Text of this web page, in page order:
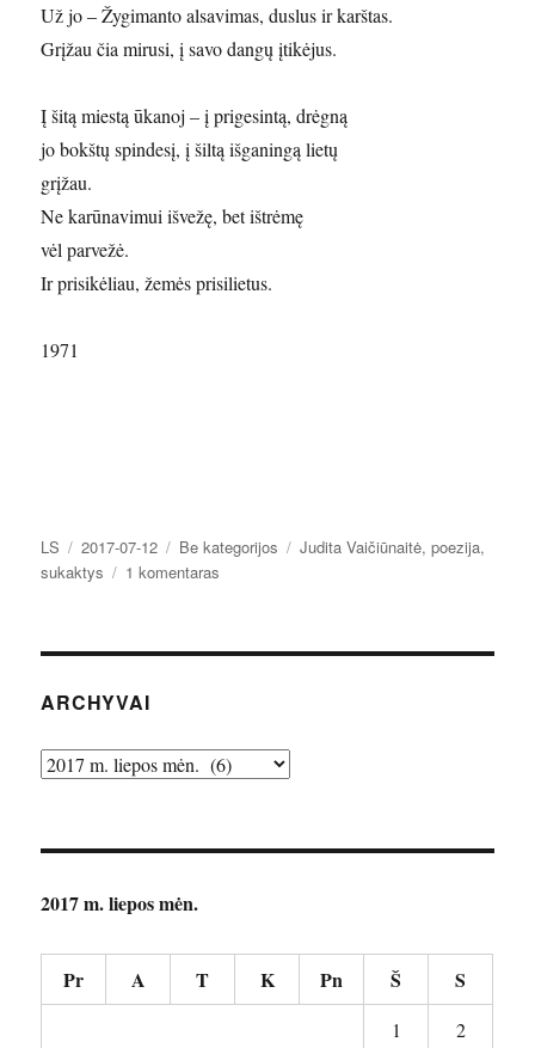
Už jo – Žygimanto alsavimas, duslus ir karštas.
Grįžau čia mirusi, į savo dangų įtikėjus.
Į šitą miestą ūkanoj – į prigesintą, drėgną
jo bokštų spindesį, į šiltą išganingą lietų
grįžau.
Ne karūnavimui išvežę, bet ištrėmę
vėl parvežė.
Ir prisikėliau, žemės prisilietus.
1971
Autorius
LS Paskelbta
2017-07-12 Kategorijos
Be kategorijos Žymos
Judita Vaičiūnaitė,poezija,
sukaktys
1 komentaras
ARCHYVAI
Archyvai
2017 m. liepos mėn.
Pr A T K Pn Š S
1 2